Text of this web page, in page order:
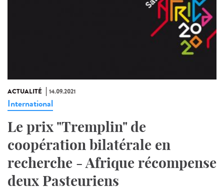
ACTUALITÉ 14.09.2021
International
Le prix "Tremplin" de
coopération bilatérale en
recherche - Afrique récompense
deux Pasteuriens